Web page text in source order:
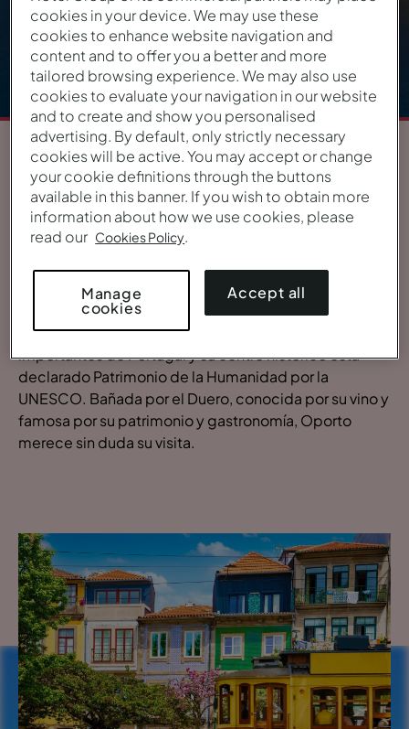
VISTA GENERAL
La ciudad de Oporto
Una ciudad rica en tradiciones, con siglos de historia,
donde lo pintoresco se mezcla con la modernidad y la
innovación. Siempre ha sido una de las ciudades más
importantes de Portugal y su centro histórico está
declarado Patrimonio de la Humanidad por la
UNESCO. Bañada por el Duero, conocida por su vino y
famosa por su patrimonio y gastronomía, Oporto
merece sin duda su visita.
1/5
cookies in your device. We may use these
cookies to enhance website navigation and
content and to offer you a better and more
tailored browsing experience. We may also use
cookies to evaluate your navigation in our website
and to create and show you personalised
advertising. By default, only strictly necessary
cookies will be active. You may accept or change
your cookie definitions through the buttons
available in this banner. If you wish to obtain more
information about how we use cookies, please
read our Cookies Policy.
Accept all
Manage
cookies